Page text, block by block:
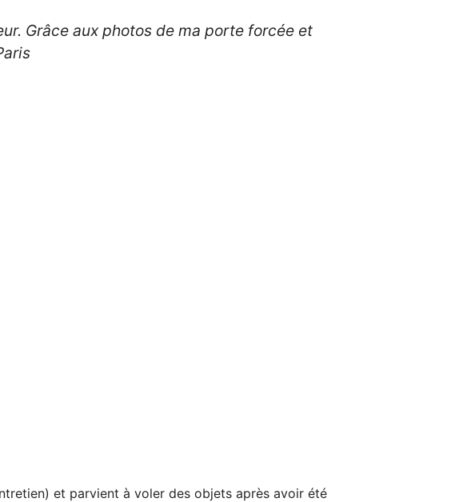
Grâce aux photos de ma porte forcée et
et parvient à voler des objets après avoir été